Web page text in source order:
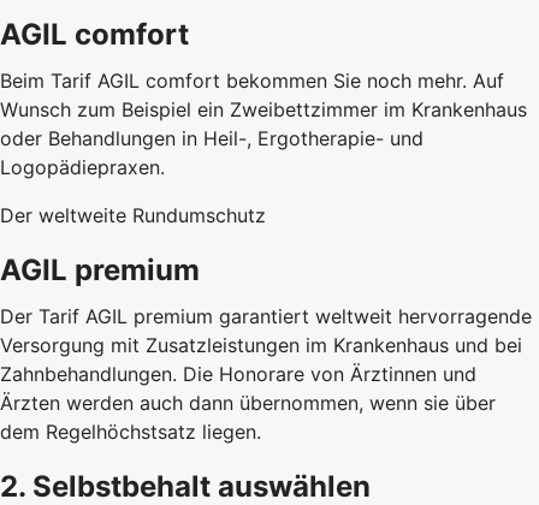
AGIL comfort
Beim Tarif AGIL comfort bekommen Sie noch mehr. Auf
Wunsch zum Beispiel ein Zweibettzimmer im Krankenhaus
oder Behandlungen in Heil-, Ergotherapie- und
Logopädiepraxen.
Der weltweite Rundumschutz
AGIL premium
Der Tarif AGIL premium garantiert weltweit hervorragende
Versorgung mit Zusatzleistungen im Krankenhaus und bei
Zahnbehandlungen. Die Honorare von Ärztinnen und
Ärzten werden auch dann übernommen, wenn sie über
dem Regelhöchstsatz liegen.
2. Selbstbehalt auswählen